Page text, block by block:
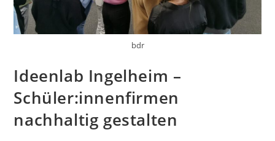
bdr
Ideenlab Ingelheim –
Schüler:innenfirmen
nachhaltig gestalten